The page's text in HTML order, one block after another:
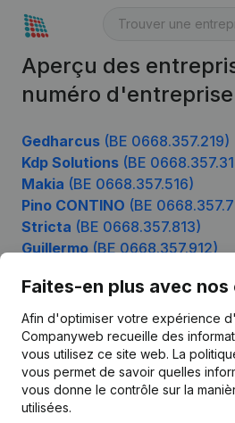
Aperçu des
numéro
Gedharcus (BE 0668.357.219)
Kdp Solutions (BE
Makia (BE 0668.357.516)
Pino CONTINO (BE
Stricta (BE 0668.357.813)
Guillermo(BE 0668.357.912)
Faites-en plus avec nos
Afin d'optimiser votre expérience
Companyweb recueille des
vous utilisez ce site web. La
vous permet de savoir quelles
vous donne le contrôle sur la
utilisées.
Français